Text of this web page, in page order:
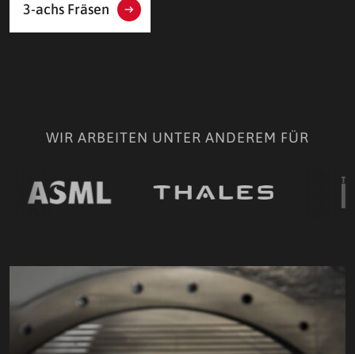
3-achs Fräsen
WIR ARBEITEN UNTER ANDEREM FÜR